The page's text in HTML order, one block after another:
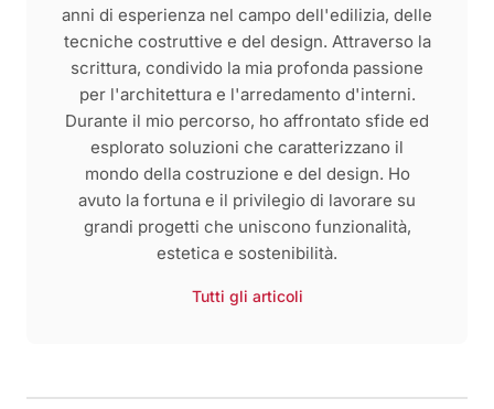
anni di esperienza nel campo dell'edilizia, delle
tecniche costruttive e del design. Attraverso la
scrittura, condivido la mia profonda passione
per l'architettura e l'arredamento d'interni.
Durante il mio percorso, ho affrontato sfide ed
esplorato soluzioni che caratterizzano il
mondo della costruzione e del design. Ho
avuto la fortuna e il privilegio di lavorare su
grandi progetti che uniscono funzionalità,
estetica e sostenibilità.
Tutti gli articoli